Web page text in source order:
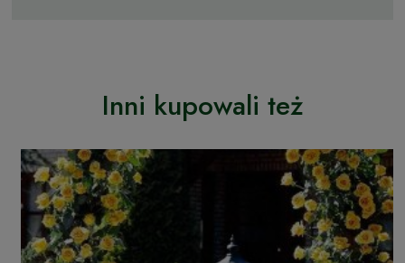
Inni kupowali też